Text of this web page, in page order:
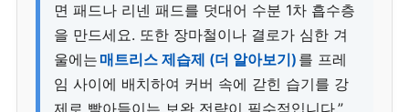
면 패드나 리넨 패드를 덧대어 수분 1차 흡수층
을 만드세요. 또한 장마철이나 결로가 심한 겨
울에는 매트리스 제습제 (더 알아보기) 를 프레
임 사이에 배치하여 커버 속에 갇힌 습기를 강